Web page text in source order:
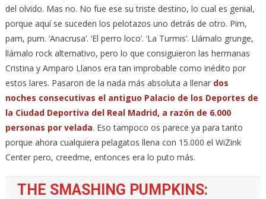
del olvido. Mas no. No fue ese su triste destino, lo cual es genial,
porque aquí se suceden los pelotazos uno detrás de otro. Pim,
pam, pum. ‘Anacrusa’. ‘El perro loco’. ‘La Turmis’. Llámalo grunge,
llámalo rock alternativo, pero lo que consiguieron las hermanas
Cristina y Amparo Llanos era tan improbable como inédito por
estos lares. Pasaron de la nada más absoluta a llenar dos
noches consecutivas el antiguo Palacio de los Deportes de
la Ciudad Deportiva del Real Madrid, a razón de 6.000
personas por velada. Eso tampoco os parece ya para tanto
porque ahora cualquiera pelagatos llena con 15.000 el WiZink
Center pero, creedme, entonces era lo puto más.
THE SMASHING PUMPKINS: